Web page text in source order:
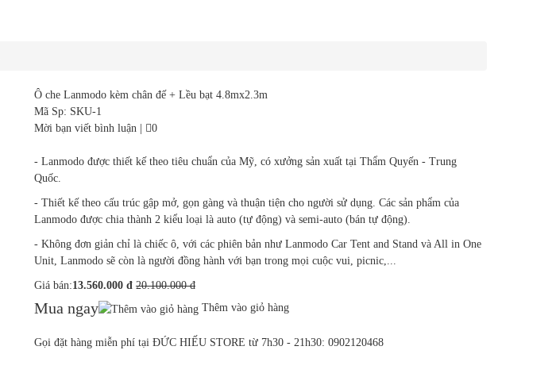
Ô che Lanmodo kèm chân đế + Lều bạt 4.8mx2.3m
Mã Sp: SKU-1
Mời bạn viết bình luận
0
- Lanmodo được thiết kế theo tiêu chuẩn của Mỹ, có xưởng sản xuất tại Thẩm Quyến - Trung
Quốc.
- Thiết kế theo cấu trúc gập mở, gọn gàng và thuận tiện cho người sử dụng. Các sản phẩm của
Lanmodo được chia thành 2 kiểu loại là auto (tự động) và semi-auto (bán tự động).
- Không đơn giản chỉ là chiếc ô, với các phiên bản như Lanmodo Car Tent and Stand và All in One
Unit, Lanmodo sẽ còn là người đồng hành với bạn trong mọi cuộc vui, picnic,...
Giá bán:13.560.000 đ 20.100.000 đ
Mua ngay Thêm vào giỏ hàng
Gọi đặt hàng miễn phí tại ĐỨC HIẾU STORE từ 7h30 - 21h30: 0902120468